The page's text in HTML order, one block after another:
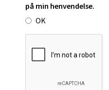
på min henvendelse.
OK